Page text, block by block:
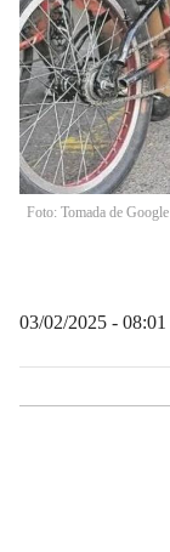
Foto: Tomada de Google
03/02/2025 - 08:01